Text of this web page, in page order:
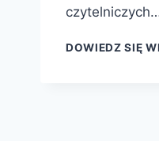
DOWIEDZ SIĘ